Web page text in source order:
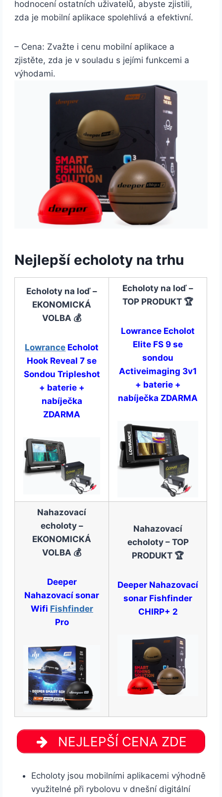
hodnocení ostatních uživatelů, abyste zjistili,
zda je mobilní aplikace spolehlivá a efektivní.
– Cena: Zvažte i cenu mobilní aplikace a
zjistěte, zda je v souladu s jejími funkcemi a
výhodami.
Nejlepší echoloty na trhu
Echoloty na loď –
EKONOMICKÁ
VOLBA 💰
Lowrance Echolot
Hook Reveal 7 se
Sondou Tripleshot
+ baterie +
nabíječka
ZDARMA
Echoloty na loď –
TOP PRODUKT 🏆
Lowrance Echolot
Elite FS 9 se
sondou
Activeimaging 3v1
+ baterie +
nabíječka ZDARMA
Nahazovací
echoloty –
EKONOMICKÁ
VOLBA 💰
Deeper
Nahazovací sonar
Wifi Fishfinder
Pro
Nahazovací
echoloty – TOP
PRODUKT 🏆
Deeper Nahazovací
sonar Fishfinder
CHIRP+ 2
NEJLEPŠÍ CENA ZDE
Echoloty jsou mobilními aplikacemi výhodně
využitelné při rybolovu v dnešní digitální